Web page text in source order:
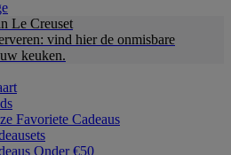
Le Creuset
vind hier de onmisbare
keuken.
Favoriete Cadeaus
Onder €50